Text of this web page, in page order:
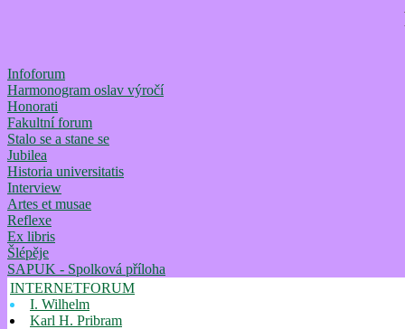
Infoforum
Harmonogram oslav výročí
Honorati
Fakultní forum
Stalo se a stane se
Jubilea
Historia universitatis
Interview
Artes et musae
Reflexe
Ex libris
Šlépěje
SAPUK - Spolková příloha
INTERNETFORUM
I. Wilhelm
Karl H. Pribram